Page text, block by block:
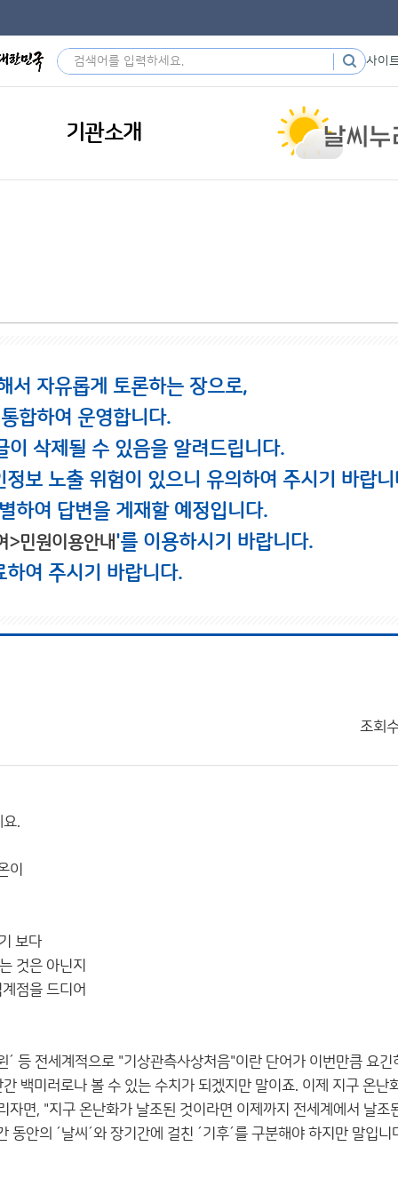
사이
기관소개
서 자유롭게 토론하는 장으로,
합하여 운영합니다.
삭제될 수 있음을 알려드립니다.
보 노출 위험이 있으니 유의하여 주시기 바랍니
하여 답변을 게재할 예정입니다.
>민원이용안내'를 이용하시기 바랍니다.
여 주시기 바랍니다.
조회
.
이
보다
것은 아닌지
점을 드디어
등 전세계적으로 "기상관측사상처음"이란 단어가 이번만큼 요긴
백미러로나 볼 수 있는 수치가 되겠지만 말이죠. 이제 지구 온난
면, "지구 온난화가 날조된 것이라면 이제까지 전세계에서 날조
안의 ´날씨´와 장기간에 걸친 ´기후´를 구분해야 하지만 말입니